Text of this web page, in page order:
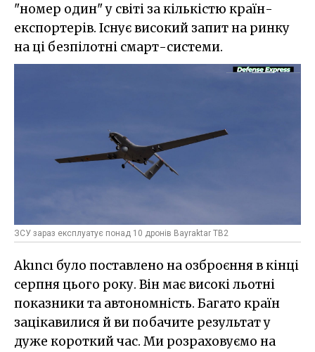
"номер один" у світі за кількістю країн-
експортерів. Існує високий запит на ринку
на ці безпілотні смарт-системи.
ЗСУ зараз експлуатує понад 10 дронів Bayraktar TB2
Akıncı було поставлено на озброєння в кінці
серпня цього року. Він має високі льотні
показники та автономність. Багато країн
зацікавилися й ви побачите результат у
дуже короткий час. Ми розраховуємо на